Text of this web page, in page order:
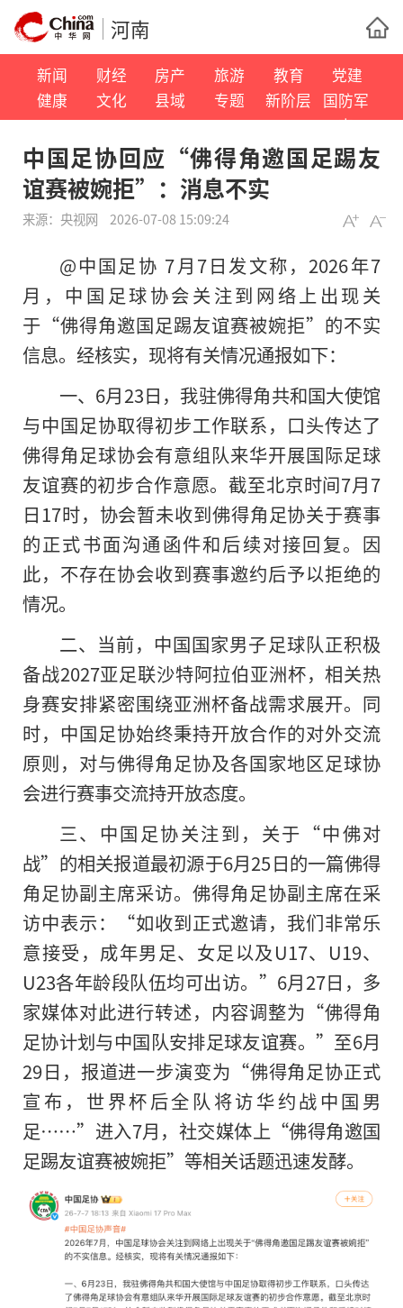
河南
新闻 财经 房产 旅游 教育
党建
健康
文化 县域 专题 新阶层
国防军
事
中国足协回应“佛得角邀国足踢友
谊赛被婉拒”：消息不实
来源： 央视网 2026-07-08 15:09:24
@中国足协 7月7日发文称，2026年7
月，中国足球协会关注到网络上出现关
于“佛得角邀国足踢友谊赛被婉拒”的不实
信息。经核实，现将有关情况通报如下：
一、6月23日，我驻佛得角共和国大使馆
与中国足协取得初步工作联系，口头传达了
佛得角足球协会有意组队来华开展国际足球
友谊赛的初步合作意愿。截至北京时间7月7
日17时，协会暂未收到佛得角足协关于赛事
的正式书面沟通函件和后续对接回复。因
此，不存在协会收到赛事邀约后予以拒绝的
情况。
二、当前，中国国家男子足球队正积极
备战2027亚足联沙特阿拉伯亚洲杯，相关热
身赛安排紧密围绕亚洲杯备战需求展开。同
时，中国足协始终秉持开放合作的对外交流
原则，对与佛得角足协及各国家地区足球协
会进行赛事交流持开放态度。
三、中国足协关注到，关于“中佛对
战”的相关报道最初源于6月25日的一篇佛得
角足协副主席采访。佛得角足协副主席在采
访中表示：“如收到正式邀请，我们非常乐
意接受，成年男足、女足以及U17、U19、
U23各年龄段队伍均可出访。”6月27日，多
家媒体对此进行转述，内容调整为“佛得角
足协计划与中国队安排足球友谊赛。”至6月
29日，报道进一步演变为“佛得角足协正式
宣布，世界杯后全队将访华约战中国男
足……”进入7月，社交媒体上“佛得角邀国
足踢友谊赛被婉拒”等相关话题迅速发酵。